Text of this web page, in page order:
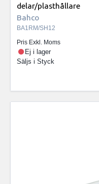
delar/plasthållare
Bahco
BA1RM/SH12
Pris Exkl. Moms
Ej i lager
Säljs i Styck